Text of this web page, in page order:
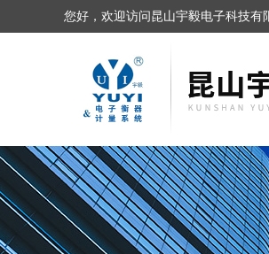
您好，欢迎访问昆山宇毅电子科技有